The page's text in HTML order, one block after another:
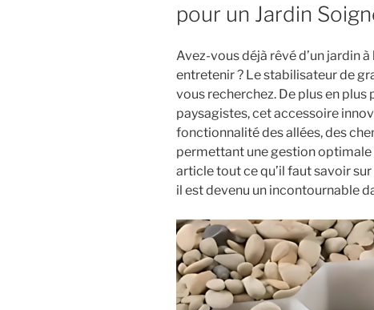
beaux
pour un Jardin
Avez-vous déjà rêvé d’un jardin
entretenir ? Le stabilisateur de
vous recherchez. De plus en
paysagistes, cet accessoire
fonctionnalité des allées, des
permettant une gestion
article tout ce qu’il faut savoir
il est devenu un incontournable